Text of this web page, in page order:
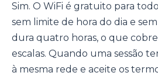
Sim. O WiFi é gratuito para
sem limite de hora do dia e sem
dura quatro horas, o que cobre
escalas. Quando uma sessão
à mesma rede e aceite os